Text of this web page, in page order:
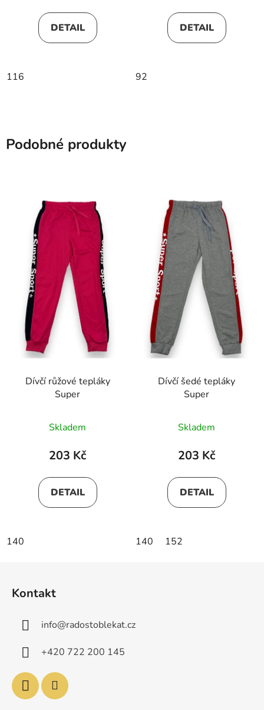
DETAIL
116
DETAIL
92
Podobné produkty
Dívčí růžové tepláky
Super
Skladem
203 Kč
DETAIL
140
Dívčí šedé tepláky
Super
Skladem
203 Kč
DETAIL
140 152
Kontakt
info@radostoblekat.cz
+420 722 200 145